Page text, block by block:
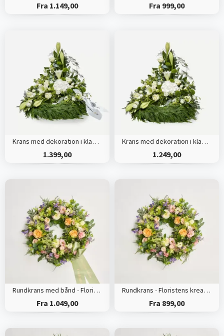
Fra 1.149,00 Fra 999,00
Krans med dekoration i klassisk stil og bånd creme
1.399,00
Krans med dekoration i klassisk stil - creme
1.249,00
Rundkrans med bånd - Floristens kreative valg
Fra 1.049,00
Rundkrans - Floristens kreative valg
Fra 899,00